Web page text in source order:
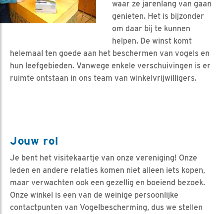
waar ze jarenlang van gaan
genieten. Het is bijzonder
om daar bij te kunnen
helpen. De winst komt
helemaal ten goede aan het beschermen van vogels en
hun leefgebieden. Vanwege enkele verschuivingen is er
ruimte ontstaan in ons team van winkelvrijwilligers.
Jouw rol
Je bent het visitekaartje van onze vereniging! Onze
leden en andere relaties komen niet alleen iets kopen,
maar verwachten ook een gezellig en boeiend bezoek.
Onze winkel is een van de weinige persoonlijke
contactpunten van Vogelbescherming, dus we stellen